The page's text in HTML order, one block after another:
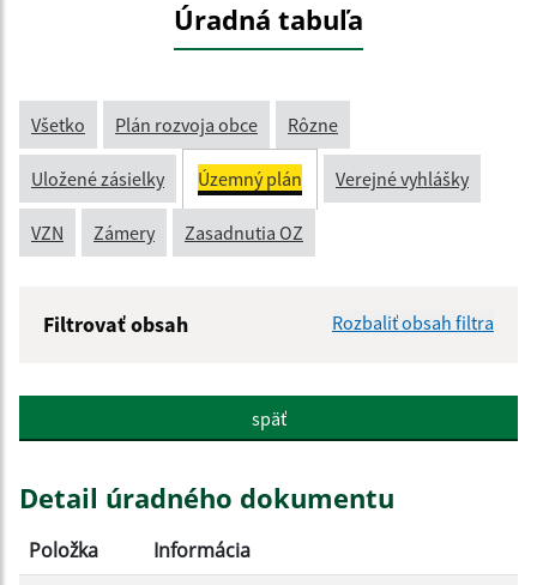
Úradná tabuľa
Všetko Plán rozvoja obce Rôzne
Uložené zásielky Územný plán Verejné vyhlášky
VZN Zámery Zasadnutia OZ
Filtrovať obsah Rozbaliť obsah filtra
Popis:
späť
Detail úradného dokumentu
Položka
Informácia